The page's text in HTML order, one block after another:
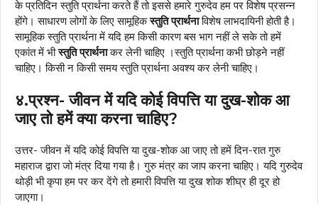
के प्रतिदिन स्तुति प्रार्थना करते हैं तो इससे हमारे गुरुदेव हम पर विशेष प्रसन्न
होंगे। साधारण लोगों के लिए सामूहिकस्तुति प्रार्थनाविशेष लाभदायिनी होती है।
सामूहिक स्तुति प्रार्थना में यदि हम किसी कारण बस भाग नहीं ले सके तो हमें
एकांत में भीस्तुति प्रार्थनाकर लेनी चाहिए ।स्तुति प्रार्थना कभी छोड़ने नहीं
चाहिए। किसी न किसी समय स्तुति प्रार्थना अवश्य कर लेनी चाहिए।
४.प्रश्न- जीवन में यदि कोई विपत्ति या दुख-शोक आ
जाए तो हमें क्या करना चाहिए?
उत्तर- जीवन में यदि कोई विपत्ति या दुख-शोक आ जाए तो हमें दिन-रात गुरु
महाराज द्वारा जो मंत्र दिया गया है। गुरु मंत्र का जाप करना चाहिए। यदि गुरुदेव
थोड़ी भी कृपा हम पर कर देंगे तो हमारी विपत्ति या दुख शोक शीघ्र ही दूर हो
जाएगा।